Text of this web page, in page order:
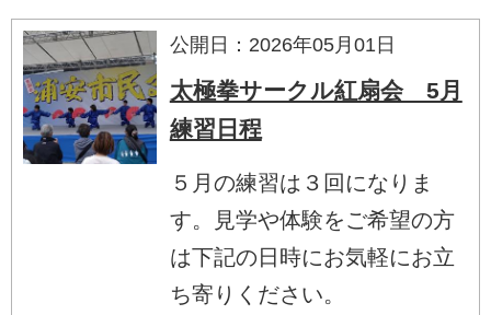
公開日：2026年05月01日
太極拳サークル紅扇会 5月
練習日程
５月の練習は３回になりま
す。見学や体験をご希望の方
は下記の日時にお気軽にお立
ち寄りください。